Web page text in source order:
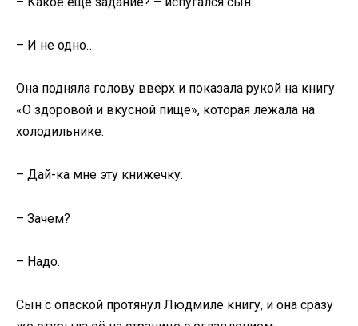
– И не одно…
Она подняла голову вверх и показала рукой на книгу
«О здоровой и вкусной пище», которая лежала на
холодильнике.
– Дай-ка мне эту книжечку.
– Зачем?
– Надо.
Сын с опаской протянул Людмиле книгу, и она сразу